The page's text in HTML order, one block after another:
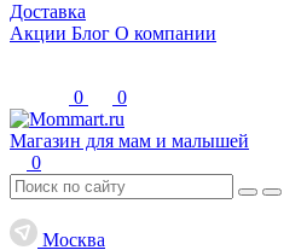
Доставка
Акции Блог О компании
0 0
Магазин для мам и малышей
0
Москва